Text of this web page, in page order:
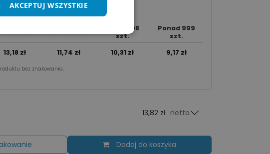
- 94 szt. 95 - 239 szt.
240 - 998
szt.
Ponad 999
szt.
13,18 zł 11,74 zł 10,31 zł 9,17 zł
bez znakowania.​
13,82 zł netto
Dodaj do koszyka
AKCEPTUJ WSZYSTKIE